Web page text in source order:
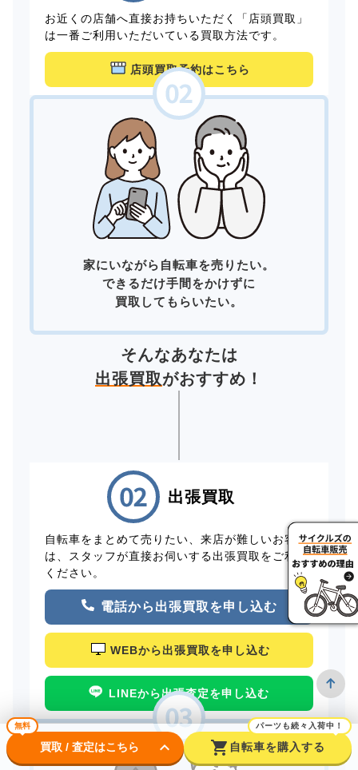
お近くの店舗へ直接お持ちいただく「店頭買取」
は一番ご利用いただいている買取方法です。
店頭買取予約はこちら
家にいながら自転車を売りたい。
できるだけ手間をかけずに
買取してもらいたい。
そんなあなたは
出張買取がおすすめ！
出張買取
自転車をまとめて売りたい、来店が難しいお客様
は、スタッフが直接お伺いする出張買取をご利用
ください。
電話から出張買取を申し込む
WEBから出張買取を申し込む
LINEから出張査定を申し込む
無料
買取 / 査定はこちら keyboard_arrow_down shopping_cart
パーツも続々入荷中！
自転車を購入する